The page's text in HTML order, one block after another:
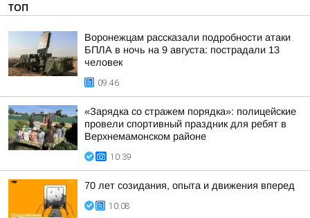
ТОП
Воронежцам рассказали подробности атаки
БПЛА в ночь на 9 августа: пострадали 13
человек
09:46
«Зарядка со стражем порядка»: полицейские
провели спортивный праздник для ребят в
Верхнемамонском районе
10:39
70 лет созидания, опыта и движения вперед
10:08